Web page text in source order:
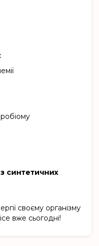
синтетичних
своєму організму
вже сьогодні!